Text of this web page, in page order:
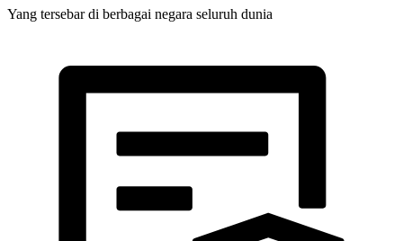
Yang tersebar di berbagai negara seluruh dunia